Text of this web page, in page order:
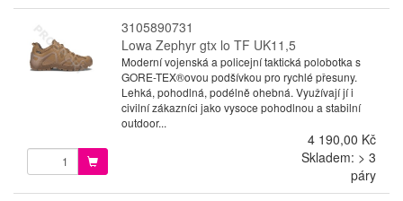
3105890731
Lowa Zephyr gtx lo TF UK11,5
Moderní vojenská a policejní taktická polobotka s
GORE-TEX®ovou podšívkou pro rychlé přesuny.
Lehká, pohodlná, podélně ohebná. Využívají jí i
civilní zákazníci jako vysoce pohodlnou a stabilní
outdoor...
4 190,00 Kč
Skladem: > 3
páry